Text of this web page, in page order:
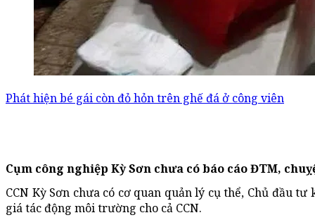
Phát hiện bé gái còn đỏ hỏn trên ghế đá ở công viên
Cụm công nghiệp Kỳ Sơn chưa có báo cáo ĐTM,
CCN Kỳ Sơn chưa có cơ quan quản lý cụ thể, Chủ đầu
giá tác động môi trường cho cả CCN.